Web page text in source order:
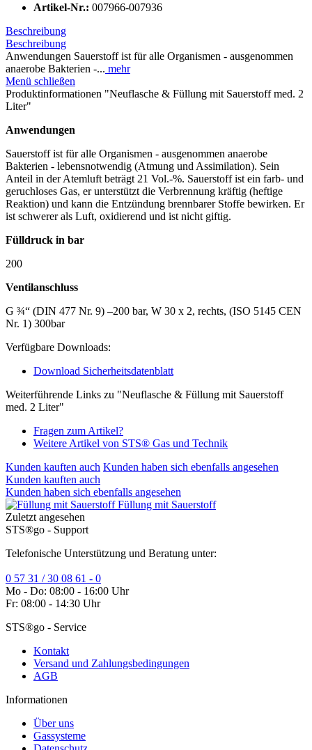
Artikel-Nr.: 007966-007936
Beschreibung
Beschreibung
Anwendungen Sauerstoff ist für alle Organismen - ausgenommen
anaerobe Bakterien -... mehr
Menü schließen
Produktinformationen "Neuflasche & Füllung mit Sauerstoff med. 2
Liter"
Anwendungen
Sauerstoff ist für alle Organismen - ausgenommen anaerobe
Bakterien - lebensnotwendig (Atmung und Assimilation). Sein
Anteil in der Atemluft beträgt 21 Vol.-%. Sauerstoff ist ein farb- und
geruchloses Gas, er unterstützt die Verbrennung kräftig (heftige
Reaktion) und kann die Entzündung brennbarer Stoffe bewirken. Er
ist schwerer als Luft, oxidierend und ist nicht giftig.
Fülldruck in bar
200
Ventilanschluss
G ¾“ (DIN 477 Nr. 9) –200 bar, W 30 x 2, rechts, (ISO 5145 CEN
Nr. 1) 300bar
Verfügbare Downloads:
Download Sicherheitsdatenblatt
Weiterführende Links zu "Neuflasche & Füllung mit Sauerstoff
med. 2 Liter"
Fragen zum Artikel?
Weitere Artikel von STS® Gas und Technik
Kunden kauften auch Kunden haben sich ebenfalls angesehen
Kunden kauften auch
Kunden haben sich ebenfalls angesehen
Füllung mit Sauerstoff
Zuletzt angesehen
STS®go - Support
Telefonische Unterstützung und Beratung unter:
0 57 31 / 30 08 61 - 0
Mo - Do: 08:00 - 16:00 Uhr
Fr: 08:00 - 14:30 Uhr
STS®go - Service
Kontakt
Versand und Zahlungsbedingungen
AGB
Informationen
Über uns
Gassysteme